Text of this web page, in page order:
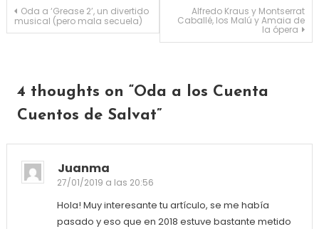
Navegación de entradas
Oda a ‘Grease 2’, un divertido
musical (pero mala secuela)
Alfredo Kraus y Montserrat
Caballé, los Malú y Amaia de
la ópera
4 thoughts on “Oda a los Cuenta
Cuentos de Salvat”
Juanma
27/01/2019 a las 20:56
Hola! Muy interesante tu artículo, se me había
pasado y eso que en 2018 estuve bastante metido